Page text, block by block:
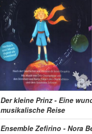
Der kleine Prinz - Eine
musikalische Reise
Ensemble Zefirino - Nora